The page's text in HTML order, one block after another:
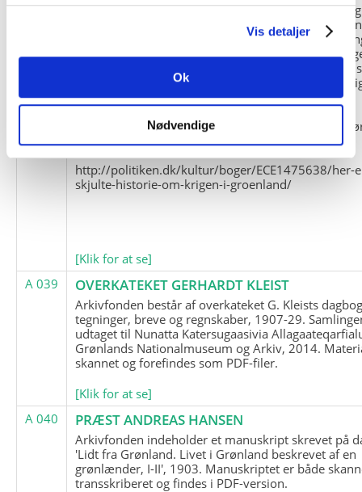
Vis detaljer
Ok
Nødvendige
og Marius Jensen som medlem. Marius Jensens
befinder sig i Militärhistorisches Museum i Dresden
(Tyskland). Kopierne af Friedrich Littmanns
klausuleret iht. aftalen med giveren og Franz
Kontakt venligst Arktisk Instituts ledelse i
brugen af materialet til studie- og
formål.
Nedenunder findes et link til en presseartikel
historien om Nordøstgrønlands Slædepatrulje:
http://politiken.dk/kultur/boger/ECE1475638/her-
skjulte-historie-om-krigen-i-groenland/
[Klik for at se]
A 039
OVERKATEKET GERHARDT KLEIST
Arkivfonden består af overkateket G. Kleists
tegninger, breve og regnskaber, 1907-29.
udtaget til Nunatta Katersugaasivia
Grønlands Nationalmuseum og Arkiv, 2014.
skannet og forefindes som PDF-filer.
[Klik for at se]
A 040
PRÆST ANDREAS HANSEN
Arkivfonden indeholder et manuskript skrevet på
'Lidt fra Grønland. Livet i Grønland beskrevet af en
grønlænder, I-II', 1903. Manuskriptet er både
transskriberet og findes i PDF-version.